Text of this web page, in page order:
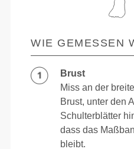
WIE GEMESSEN
Brust
Miss an der
Brust, unter den
Schulterblätter
dass das
bleibt.